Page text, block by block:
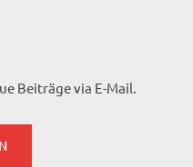
Beiträge via E-Mail.